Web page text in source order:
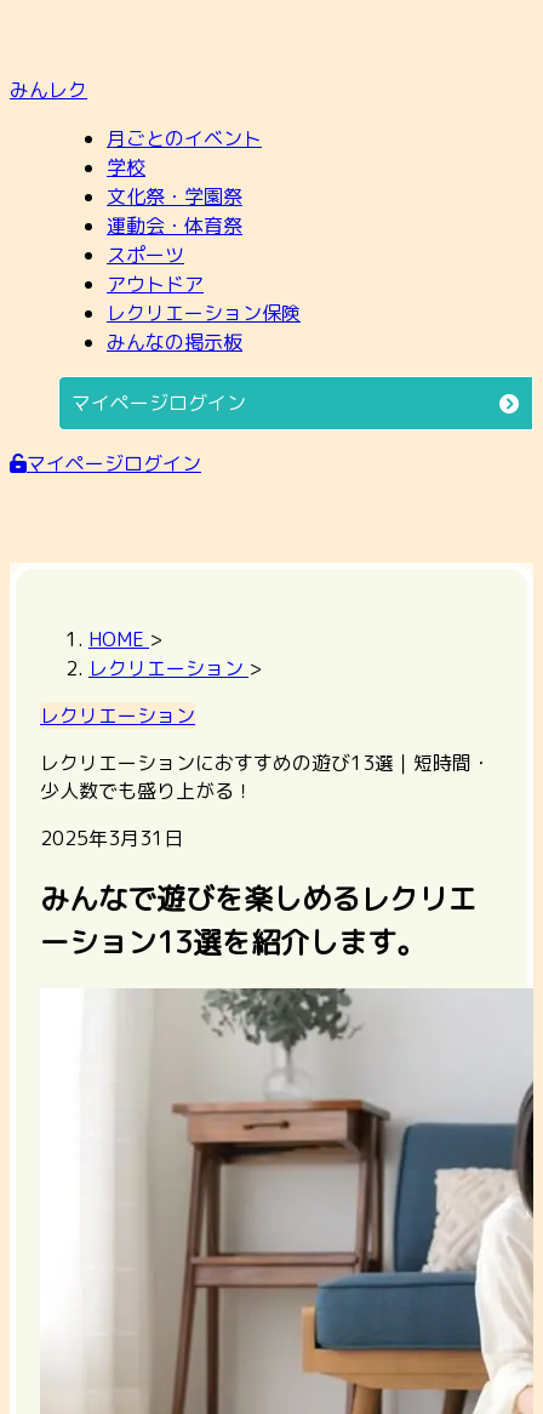
みんレク
月ごとのイベント
学校
文化祭・学園祭
運動会・体育祭
スポーツ
アウトドア
レクリエーション保険
みんなの掲示板
マイページログイン
マイページログイン
HOME >
レクリエーション >
レクリエーション
レクリエーションにおすすめの遊び13選｜短時間・
少人数でも盛り上がる！
2025年3月31日
みんなで遊びを楽しめるレクリエ
ーション13選を紹介します。